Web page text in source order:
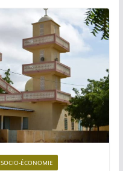
SOCIO-ÉCONOMIE